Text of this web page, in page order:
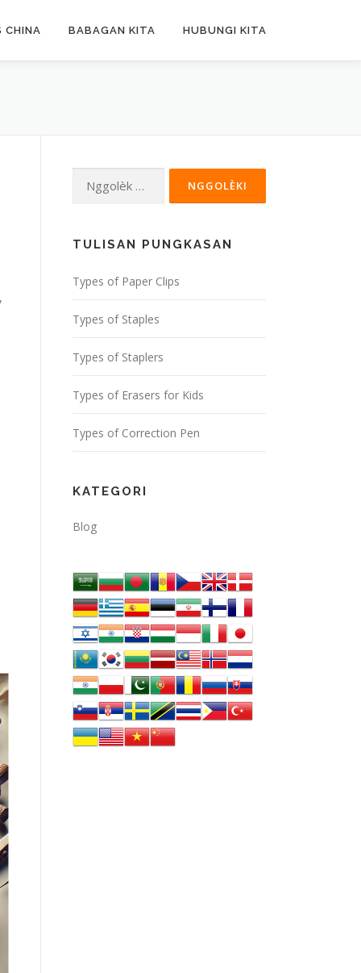
CHINA BABAGAN KITA HUBUNGI KITA
Nggolèk
kanggo:
TULISAN PUNGKASAN
Types of Paper Clips
Types of Staples
Types of Staplers
Types of Erasers for Kids
Types of Correction Pen
KATEGORI
Blog